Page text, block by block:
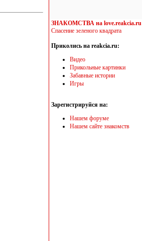
ЗНАКОМСТВА на love.reakcia.ru
Спасение зеленого квадрата
Приколись на reakcia.ru:
Видео
Прикольные картинки
Забавные истории
Игры
Зарегистрируйся на:
Нашем форуме
Нашем сайте знакомств